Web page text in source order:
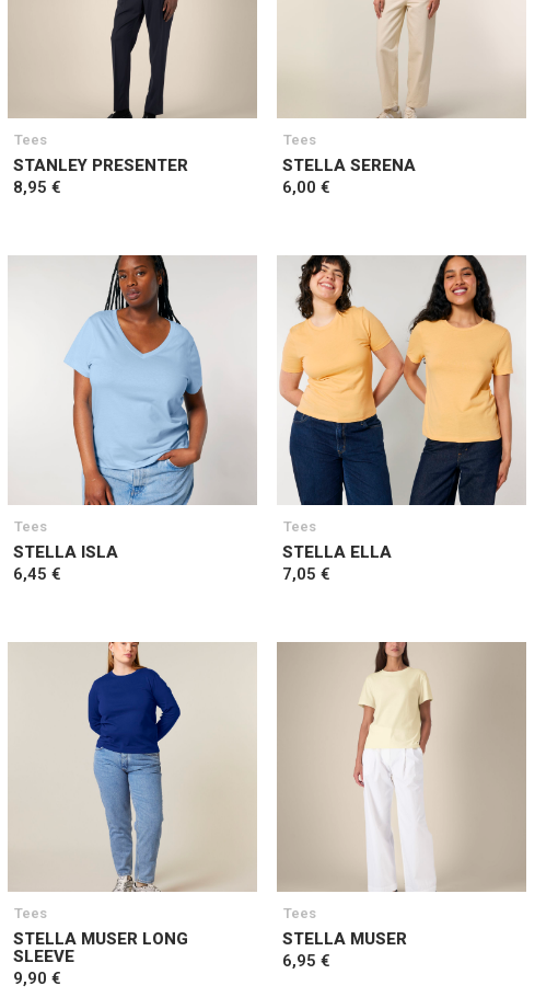
Tees
STANLEY PRESENTER
8,95 €
Tees
STELLA SERENA
6,00 €
Tees
STELLA ISLA
6,45 €
Tees
STELLA ELLA
7,05 €
Tees
STELLA MUSER LONG
SLEEVE
9,90 €
Tees
STELLA MUSER
6,95 €